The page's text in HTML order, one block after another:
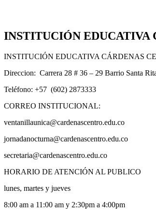
INSTITUCIÓN EDUCATIVA
INSTITUCIÓN EDUCATIVA CÁRDENAS
Direccion: Carrera 28 # 36 – 29 Barrio Santa
Teléfono: +57 (602) 2873333
CORREO INSTITUCIONAL:
ventanillaunica@cardenascentro.edu.co
jornadanocturna@cardenascentro.edu.co
secretaria@cardenascentro.edu.co
HORARIO DE ATENCIÓN AL PUBLICO
lunes, martes y jueves
8:00 am a 11:00 am y 2:30pm a 4:00pm